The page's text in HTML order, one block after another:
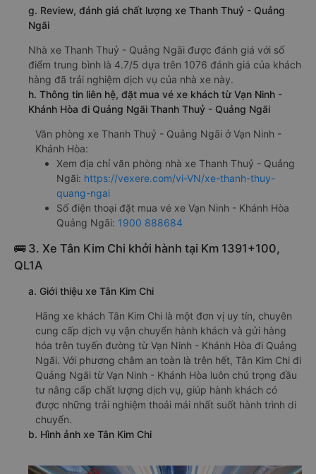
g. Review, đánh giá chất lượng xe Thanh Thuỷ - Quảng
Ngãi
Nhà xe Thanh Thuỷ - Quảng Ngãi được đánh giá với số
điểm trung bình là 4.7/5 dựa trên 1076 đánh giá của khách
hàng đã trải nghiệm dịch vụ của nhà xe này.
h. Thông tin liên hệ, đặt mua vé xe khách từ Vạn Ninh -
Khánh Hòa đi Quảng Ngãi Thanh Thuỷ - Quảng Ngãi
Văn phòng xe Thanh Thuỷ - Quảng Ngãi ở Vạn Ninh -
Khánh Hòa:
Xem địa chỉ văn phòng nhà xe Thanh Thuỷ - Quảng
Ngãi: https://vexere.com/vi-VN/xe-thanh-thuy-
quang-ngai
Số điện thoại đặt mua vé xe Vạn Ninh - Khánh Hòa
Quảng Ngãi: 1900 888684
🚌 3. Xe Tân Kim Chi khởi hành tại Km 1391+100,
QL1A
a. Giới thiệu xe Tân Kim Chi
Hãng xe khách Tân Kim Chi là một đơn vị uy tín, chuyên
cung cấp dịch vụ vận chuyển hành khách và gửi hàng
hóa trên tuyến đường từ Vạn Ninh - Khánh Hòa đi Quảng
Ngãi. Với phương châm an toàn là trên hết, Tân Kim Chi đi
Quảng Ngãi từ Vạn Ninh - Khánh Hòa luôn chú trọng đầu
tư nâng cấp chất lượng dịch vụ, giúp hành khách có
được những trải nghiệm thoải mái nhất suốt hành trình di
chuyển.
b. Hình ảnh xe Tân Kim Chi